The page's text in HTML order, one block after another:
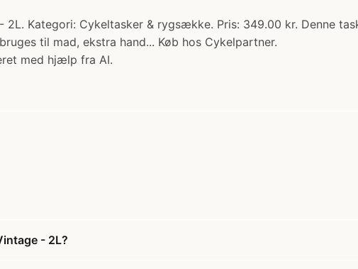
2L. Kategori: Cykeltasker & rygsække. Pris: 349.00 kr. Denne
til mad, ekstra hand... Køb hos Cykelpartner.
med hjælp fra AI.
- 2L?